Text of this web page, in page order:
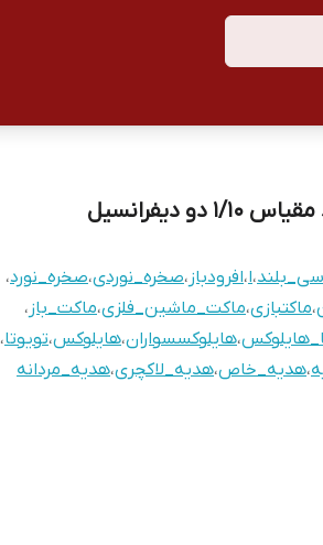
،ا،افرودباز ،صخره_نوردی،صخره_نورد،
،ماکتبازی،ماکت_ماشین_فلزی،ماکت_باز ،
،هایلوکسسواران،هایلوکس،تویوتا،
،هدیه_خاص،هدیه_لاکچری،هدیه_مردانه